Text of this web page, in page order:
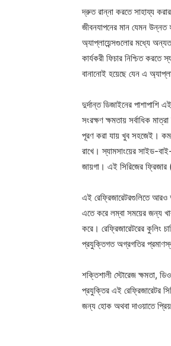
দ্রুত রান্না করতে সাহায্য
জীবনযাপনের মান যেমন উন্নত
অ্যাপ্লায়েন্সগুলোর মধ্যে
কার্যকরী ফিচার নিশ্চিত করতে
বানানোই হয়েছে যেন এ
দুর্দান্ত ডিজাইনের পাশাপাশি
সংরক্ষণ ক্ষমতায় সর্বাধিক
পূরণ করা যায় খুব সহজেই। কম
রাখে। স্যামসাংয়ের সাইড-
জায়গা। এই সিরিজের ফ্রিজার
এই রেফ্রিজারেটরগুলিতে আরও
এতে করে লম্বা সময়ের জন্য
করে। রেফ্রিজারেটরের কুলিং
প্রযুক্তিগত অগ্রগতির
শক্তিশালী স্টোরেজ ক্ষমতা,
প্রযুক্তির এই রেফ্রিজারেটর
জন্য হোক অথবা দাওয়াতে